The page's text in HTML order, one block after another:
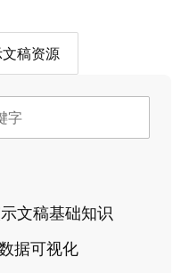
稿资源
文稿基础知识
据可视化